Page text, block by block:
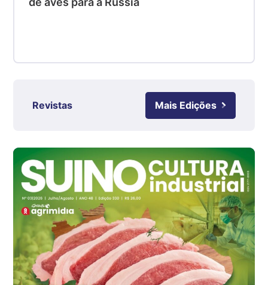
R$ 4,48
Ovo Branco - Regional
cx
Ovo Branco - Regional
Branco
R$ 145,34
cx
Ovo Vermelho - Regional
Grande São Paulo (SP)
R$ 155,59
cx
Revistas Mais Edições